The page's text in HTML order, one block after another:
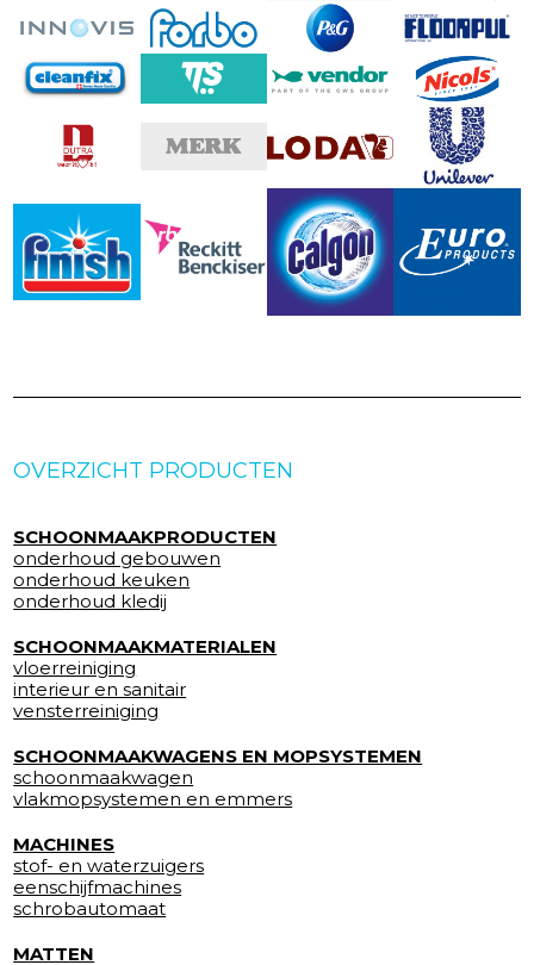
OVERZICHT PRODUCTEN
SCHOONMAAKPRODUCTEN
onderhoud gebouwen
onderhoud keuken
onderhoud kledij
SCHOONMAAKMATERIALEN
vloerreiniging
interieur en sanitair
vensterreiniging
SCHOONMAAKWAGENS EN MOPSYSTEMEN
schoonmaakwagen
vlakmopsystemen en emmers
MACHINES
stof- en waterzuigers
eenschijfmachines
schrobautomaat
MATTEN